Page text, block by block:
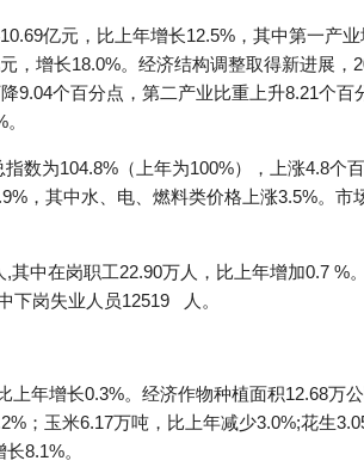
亿元，比上年增长12.5%，其中第一产
，增长18.0%。经济结构调整取得新进展，
9.04个百分点，第二产业比重上升8.21个
数为104.8%（上年为100%），上涨4.8个
，其中水、电、燃料类价格上涨3.5%。
其中在岗职工22.90万人，比上年增加0.7
下岗失业人员12519 人。
上年增长0.3%。经济作物种植面积12.68万
；玉米6.17万吨，比上年减少3.0%;花生
8.1%。